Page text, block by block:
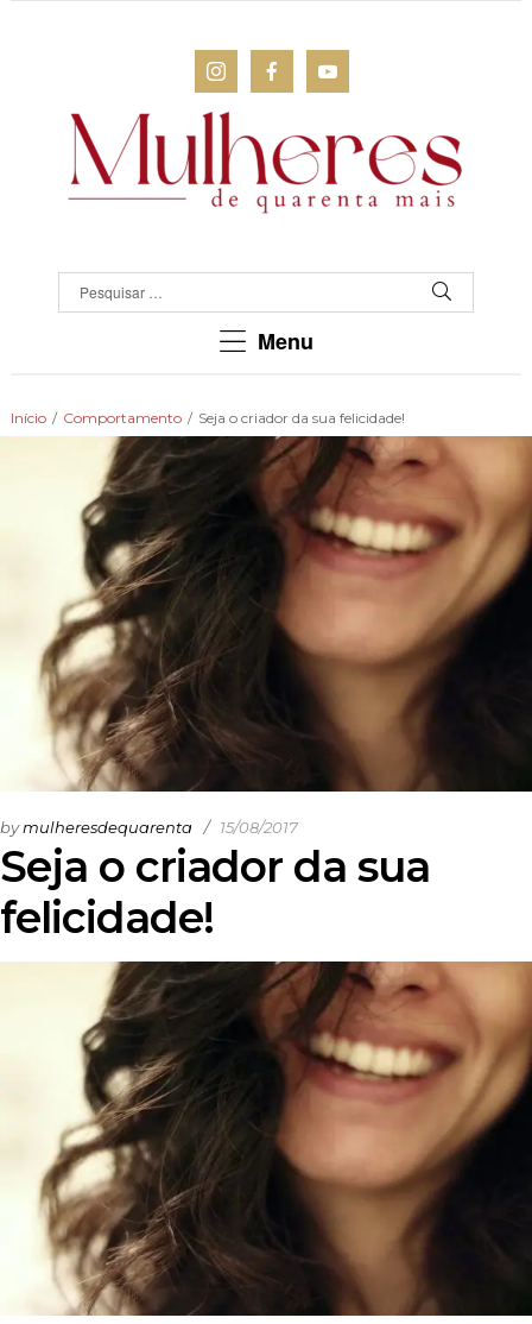
QUARENTA
chegaram
Menu
Início / Comportamento / Seja o criador da sua felicidade!
Seja o criador da sua
felicidade!
bymulheresdequarenta 15/08/2017